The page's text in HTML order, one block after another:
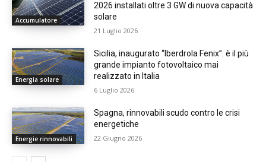
Accumulatore
2026 installati oltre 3 GW di nuova capacità
solare
21 Luglio 2026
Energia solare
Sicilia, inaugurato “Iberdrola Fenix”: è il più
grande impianto fotovoltaico mai
realizzato in Italia
6 Luglio 2026
Energie rinnovabili
Spagna, rinnovabili scudo contro le crisi
energetiche
22 Giugno 2026